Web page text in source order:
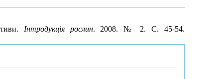
Інтродукція рослин. 2008. № 2. С. 45-54.